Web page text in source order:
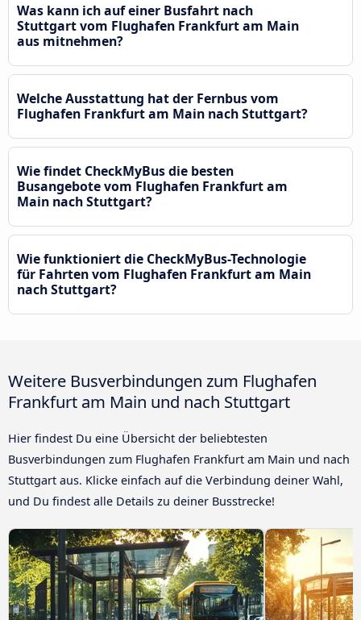
Was kann ich auf einer Busfahrt nach
Stuttgart vom Flughafen Frankfurt am Main
aus mitnehmen?
Welche Ausstattung hat der Fernbus vom
Flughafen Frankfurt am Main nach Stuttgart?
Wie findet CheckMyBus die besten
Busangebote vom Flughafen Frankfurt am
Main nach Stuttgart?
Wie funktioniert die CheckMyBus-Technologie
für Fahrten vom Flughafen Frankfurt am Main
nach Stuttgart?
Weitere Busverbindungen zum Flughafen
Frankfurt am Main und nach Stuttgart
Hier findest Du eine Übersicht der beliebtesten
Busverbindungen zum Flughafen Frankfurt am Main und nach
Stuttgart aus. Klicke einfach auf die Verbindung deiner Wahl,
und Du findest alle Details zu deiner Busstrecke!